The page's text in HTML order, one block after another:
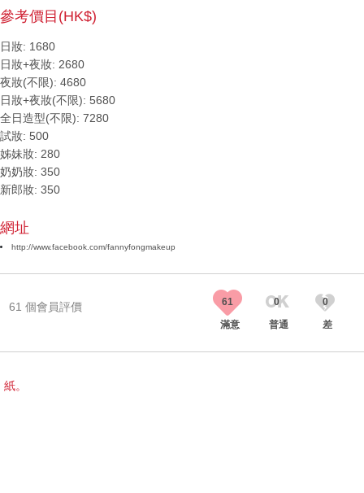
參考價目(HK$)
日妝: 1680
日妝+夜妝: 2680
夜妝(不限): 4680
日妝+夜妝(不限): 5680
全日造型(不限): 7280
試妝: 500
姊妹妝: 280
奶奶妝: 350
新郎妝: 350
網址
http://www.facebook.com/fannyfongmakeup
61
滿意
0
普通
0
差
61 個會員評價
紙。